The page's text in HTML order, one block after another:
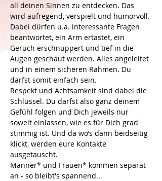
all deinen Sinnen zu entdecken. Das
wird aufregend, verspielt und humorvoll.
Dabei dürfen u.a. interessante Fragen
beantwortet, ein Arm ertastet, ein
Geruch erschnuppert und tief in die
Augen geschaut werden. Alles angeleitet
und in einem sicheren Rahmen. Du
darfst somit einfach sein.
Respekt und Achtsamkeit sind dabei die
Schlüssel. Du darfst also ganz deinem
Gefühl folgen und Dich jeweils nur
soweit einlassen, wie es für Dich grad
stimmig ist. Und da wo’s dann beidseitig
klickt, werden eure Kontakte
ausgetauscht.
Männer* und Frauen* kommen separat
an - so bleibt's spannend...